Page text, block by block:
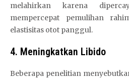
melahirkan karena
mempercepat pemulihan
elastisitas otot panggul.
4. Meningkatkan Libido
Beberapa penelitian